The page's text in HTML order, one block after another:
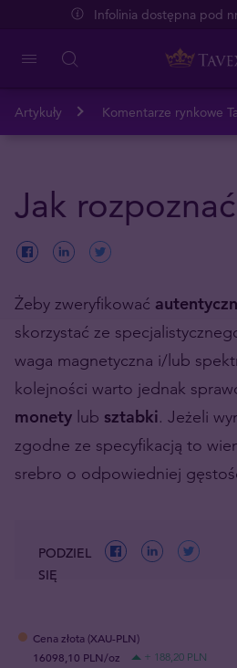
Infolinia dostępna pod
Artykuły Komentarze rynkowe
Jak
Żeby zweryfikować
skorzystać ze
waga magnetyczna i/lub
kolejności warto jednak
monety lub sztabki. Jeżeli
zgodne ze specyfikacją to
srebro o odpowiedniej
PODZIEL
SIĘ
Cena złota (XAU-PLN)
16098,10 PLN/oz
+ 188,20 PLN